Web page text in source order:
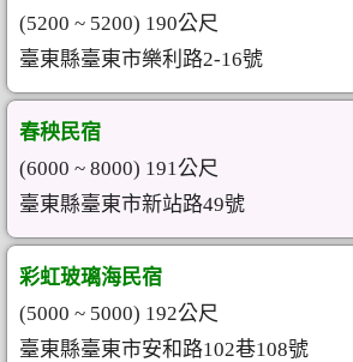
(5200 ~ 5200) 190公尺
臺東縣臺東市樂利路2-16號
春秧民宿
(6000 ~ 8000) 191公尺
臺東縣臺東市新站路49號
彩虹玻璃海民宿
(5000 ~ 5000) 192公尺
臺東縣臺東市安和路102巷108號